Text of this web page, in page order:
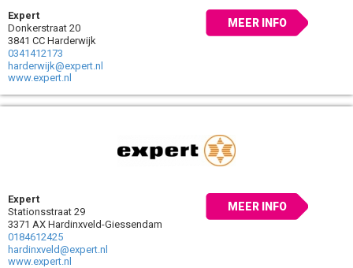
Expert
Donkerstraat 20
3841 CC Harderwijk
0341412173
harderwijk@expert.nl
www.expert.nl
MEER INFO
Expert
Stationsstraat 29
3371 AX Hardinxveld-Giessendam
0184612425
hardinxveld@expert.nl
www.expert.nl
MEER INFO